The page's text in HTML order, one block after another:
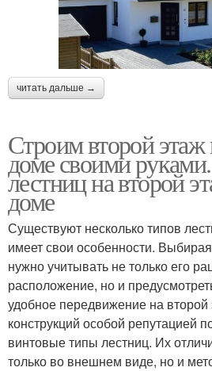
читать дальше →
Строим второй этаж
доме своими
лестниц на второй
доме
Существуют несколько типов
имеет свои особенности.
нужно учитывать не только его
расположение, но и
удобное передвижение на второй
конструкций особой репутацией
винтовые типы лестниц. Их
только во внешнем виде, но и